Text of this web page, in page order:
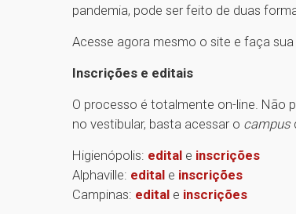
pandemia, pode ser feito de duas
Acesse agora mesmo o site e faça
Inscrições e editais
O processo é totalmente on-line. Não
no vestibular, basta acessar o campus
Higienópolis: edital e inscrições
Alphaville: edital e inscrições
Campinas: edital e inscrições